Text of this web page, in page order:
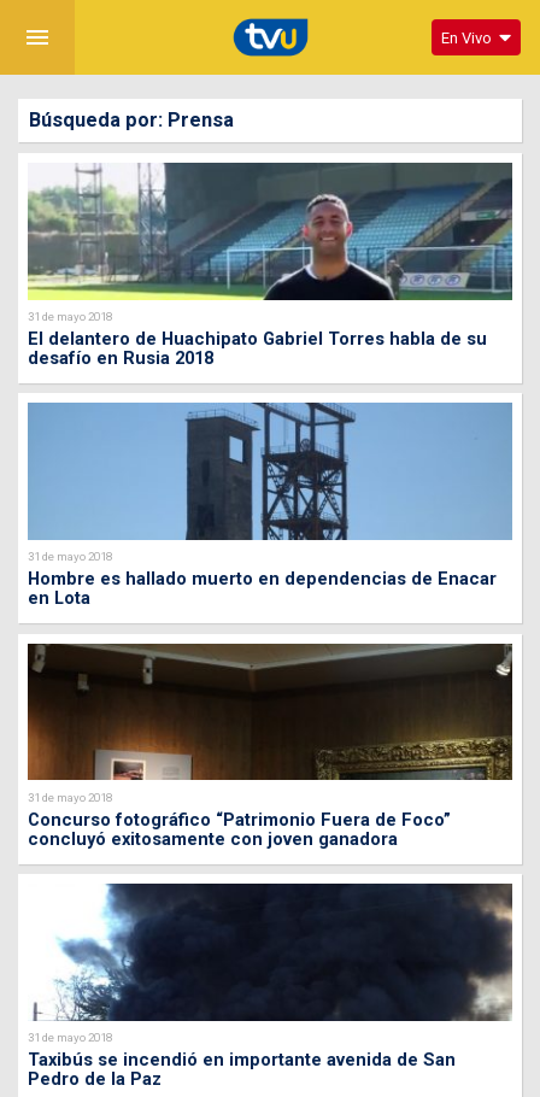
menu En Vivo
Búsqueda por: Prensa
31 de mayo 2018
El delantero de Huachipato Gabriel Torres habla de su
desafío en Rusia 2018
31 de mayo 2018
Hombre es hallado muerto en dependencias de Enacar
en Lota
31 de mayo 2018
Concurso fotográfico “Patrimonio Fuera de Foco”
concluyó exitosamente con joven ganadora
31 de mayo 2018
Taxibús se incendió en importante avenida de San
Pedro de la Paz